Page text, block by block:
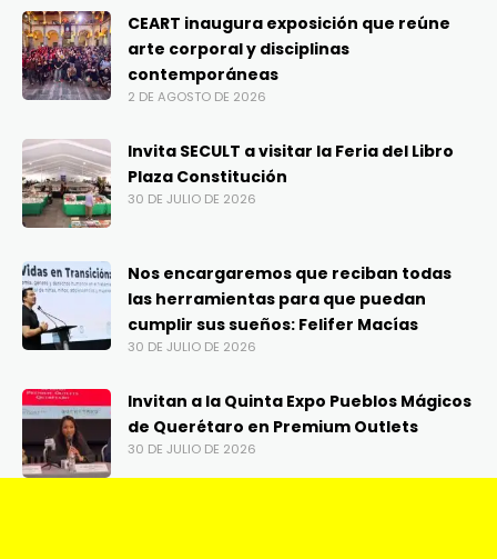
CEART inaugura exposición que reúne
arte corporal y disciplinas
contemporáneas
2 DE AGOSTO DE 2026
Invita SECULT a visitar la Feria del Libro
Plaza Constitución
30 DE JULIO DE 2026
Nos encargaremos que reciban todas
las herramientas para que puedan
cumplir sus sueños: Felifer Macías
30 DE JULIO DE 2026
Invitan a la Quinta Expo Pueblos Mágicos
de Querétaro en Premium Outlets
30 DE JULIO DE 2026